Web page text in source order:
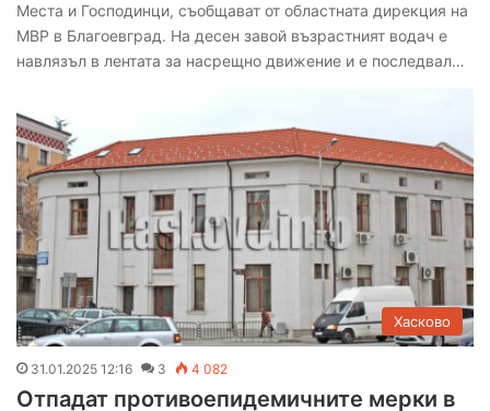
Места и Господинци, съобщават от областната дирекция на
МВР в Благоевград. На десен завой възрастният водач е
навлязъл в лентата за насрещно движение и е последвал…
Хасково
31.01.2025 12:16 3 4 082
Отпадат противоепидемичните мерки в